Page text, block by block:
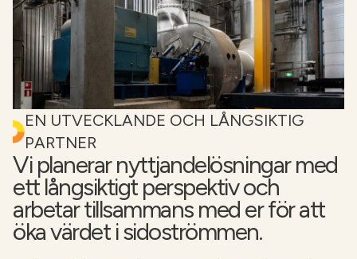
för slutprodukten.
EN UTVECKLANDE OCH LÅNGSIKTIG
PARTNER
Vi planerar nyttjandelösningar med
ett långsiktigt perspektiv och
arbetar tillsammans med er för att
öka värdet i sidoströmmen.